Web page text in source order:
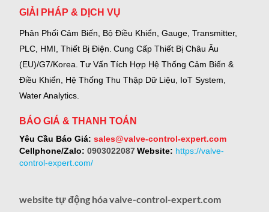
GIẢI PHÁP & DỊCH VỤ
Phân Phối Cảm Biến, Bộ Điều Khiển, Gauge, Transmitter,
PLC, HMI, Thiết Bị Điện. Cung Cấp Thiết Bị Châu Âu
(EU)/G7/Korea. Tư Vấn Tích Hợp Hệ Thống Cảm Biến &
Điều Khiển, Hệ Thống Thu Thập Dữ Liệu, IoT System,
Water Analytics.
BÁO GIÁ & THANH TOÁN
Yêu Cầu Báo Giá: sales@valve-control-expert.com
Cellphone/Zalo: 0903022087 Website: https://valve-
control-expert.com/
website tự động hóa valve-control-expert.com